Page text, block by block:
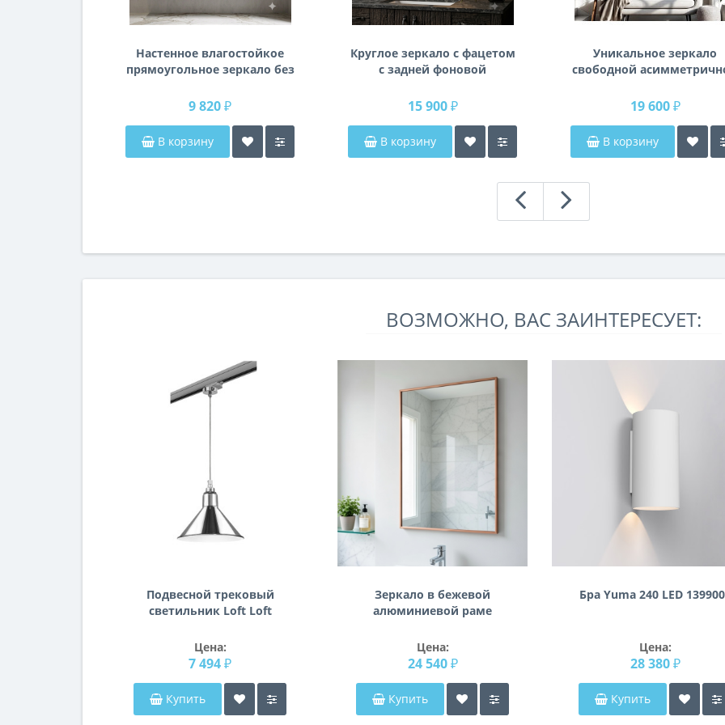
Настенное влагостойкое
прямоугольное зеркало без
см (1400 мм)
9 820 ₽
В корзину
Круглое зеркало с фацетом
с задней фоновой
15 900 ₽
В корзину
Уникальное зеркало
свободной
влагостойкого МДФ K141
19 600 ₽
В корзину
ВОЗМОЖНО, ВАС ЗАИНТЕРЕСУЕТ:
Подвесной трековый
светильник Loft Loft
Цена:
7 494 ₽
Купить
Зеркало в бежевой
алюминиевой раме
Цена:
24 540 ₽
Купить
Бра Yuma 240 LED
Цена:
28 380 ₽
Купить